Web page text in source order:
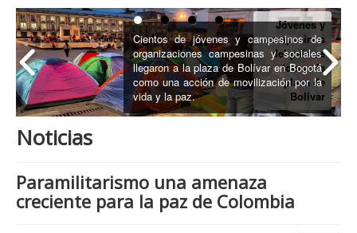
Inicio
Noticias
Derechos
Reportajes
Procesos
Cultura
Multimedia
Jóvenes y
campesinos
del país se
toman la
plaza de
Bolívar
Cientos de jóvenes y campesinos de
organizaciones campesinas y sociales
llegaron a la plaza de Bolívar en Bogotá
como una acción de movilización por la
vida y la paz.
Noticias
Paramilitarismo una amenaza
creciente para la paz de Colombia